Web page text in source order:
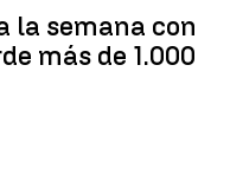
la semana con
más de 1.000